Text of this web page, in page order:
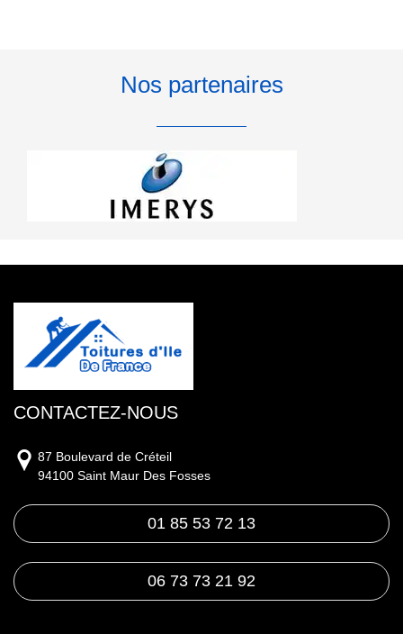
Nos partenaires
CONTACTEZ-NOUS
87 Boulevard de Créteil
94100 Saint Maur Des Fosses
01 85 53 72 13
06 73 73 21 92